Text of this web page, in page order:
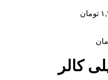
تومان
کالر